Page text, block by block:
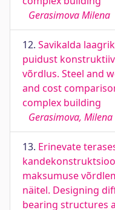
Gerasimova Milena
12. Savikalda
puidust
võrdlus. Steel and
and cost
complex building
Gerasimova, Milena
13. Erinevate
maksumuse
näitel. Designing
bearing structures